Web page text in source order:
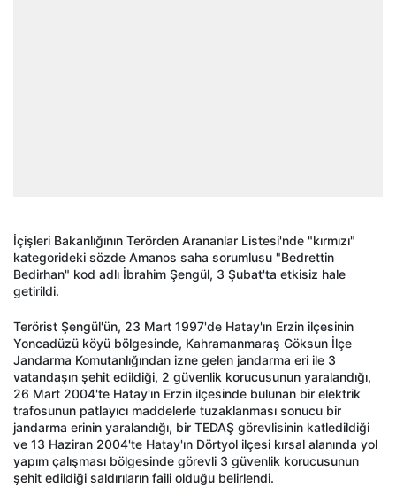
İçişleri Bakanlığının Terörden Arananlar Listesi'nde "kırmızı"
kategorideki sözde Amanos saha sorumlusu "Bedrettin
Bedirhan" kod adlı İbrahim Şengül, 3 Şubat'ta etkisiz hale
getirildi.
Terörist Şengül'ün, 23 Mart 1997'de Hatay'ın Erzin ilçesinin
Yoncadüzü köyü bölgesinde, Kahramanmaraş Göksun İlçe
Jandarma Komutanlığından izne gelen jandarma eri ile 3
vatandaşın şehit edildiği, 2 güvenlik korucusunun yaralandığı,
26 Mart 2004'te Hatay'ın Erzin ilçesinde bulunan bir elektrik
trafosunun patlayıcı maddelerle tuzaklanması sonucu bir
jandarma erinin yaralandığı, bir TEDAŞ görevlisinin katledildiği
ve 13 Haziran 2004'te Hatay'ın Dörtyol ilçesi kırsal alanında yol
yapım çalışması bölgesinde görevli 3 güvenlik korucusunun
şehit edildiği saldırıların faili olduğu belirlendi.